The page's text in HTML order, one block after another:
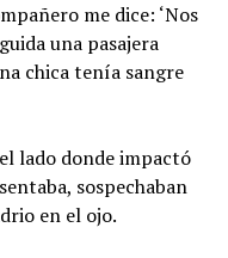
me dice: ‘Nos
una pasajera
chica tenía sangre
lado donde impactó
sospechaban
en el ojo.